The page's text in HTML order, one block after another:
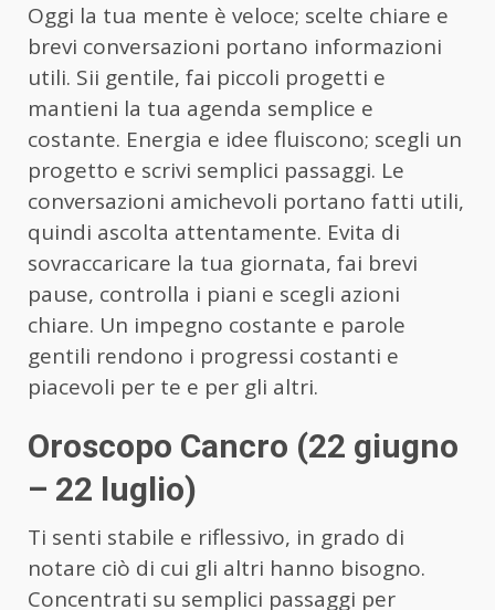
Oggi la tua mente è veloce; scelte chiare e
brevi conversazioni portano informazioni
utili. Sii gentile, fai piccoli progetti e
mantieni la tua agenda semplice e
costante. Energia e idee fluiscono; scegli un
progetto e scrivi semplici passaggi. Le
conversazioni amichevoli portano fatti utili,
quindi ascolta attentamente. Evita di
sovraccaricare la tua giornata, fai brevi
pause, controlla i piani e scegli azioni
chiare. Un impegno costante e parole
gentili rendono i progressi costanti e
piacevoli per te e per gli altri.
Oroscopo Cancro (22 giugno
– 22 luglio)
Ti senti stabile e riflessivo, in grado di
notare ciò di cui gli altri hanno bisogno.
Concentrati su semplici passaggi per